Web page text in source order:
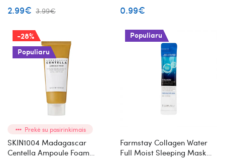
2.99€ 3.99€ 0.99€
-28%
Populiaru
Prekė su pasirinkimais
SKIN1004 Madagascar
Centella Ampoule Foam
Populiaru
Farmstay Collagen Water
Full Moist Sleeping Mask